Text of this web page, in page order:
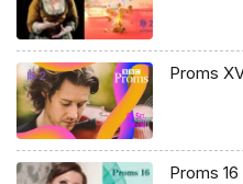
Proms
Proms